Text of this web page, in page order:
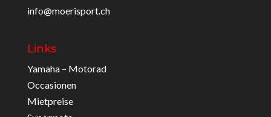
info@moerisport.ch
Links
Yamaha – Motorad
Occasionen
Mietpreise